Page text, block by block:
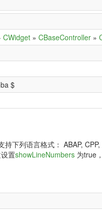
CWidget» CBaseController»
$
下列语言格式： ABAP,
置showLineNumbers为true